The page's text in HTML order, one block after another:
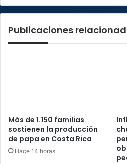
Publicaciones
Más de 1.150 familias
sostienen la producción
de papa en Costa Rica
Hace 14 horas